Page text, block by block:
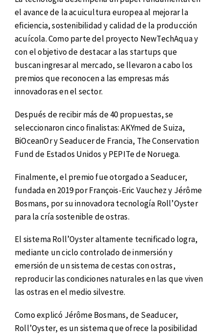
el avance de la acuicultura europea al mejorar la
eficiencia, sostenibilidad y calidad de la producción
acuícola. Como parte del proyecto NewTechAqua y
con el objetivo de destacar a las startups que
buscan ingresar al mercado, se llevaron a cabo los
premios que reconocen a las empresas más
innovadoras en el sector.
Después de recibir más de 40 propuestas, se
seleccionaron cinco finalistas: AKYmed de Suiza,
BiOceanOr y Seaducer de Francia, The Conservation
Fund de Estados Unidos y PEPITe de Noruega.
Finalmente, el premio fue otorgado a Seaducer,
fundada en 2019 por François-Eric Vauchez y Jérôme
Bosmans, por su innovadora tecnología Roll’Oyster
para la cría sostenible de ostras.
El sistema Roll’Oyster altamente tecnificado logra,
mediante un ciclo controlado de inmersión y
emersión de un sistema de cestas con ostras,
reproducir las condiciones naturales en las que viven
las ostras en el medio silvestre.
Como explicó Jérôme Bosmans, de Seaducer,
Roll’Oyster, es un sistema que ofrece la posibilidad